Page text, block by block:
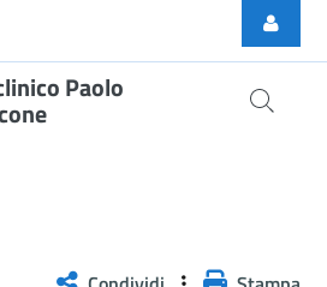
Paolo